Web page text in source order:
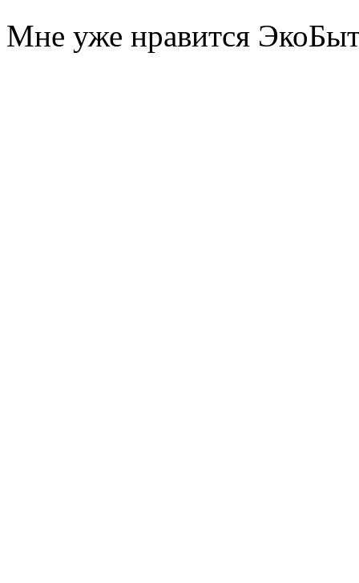
Мне уже нравится